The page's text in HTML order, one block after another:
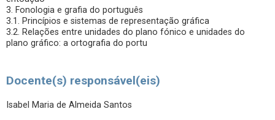
3. Fonologia e grafia do português
3.1. Princípios e sistemas de representação gráfica
3.2. Relações entre unidades do plano fónico e unidades do
plano gráfico: a ortografia do portu
Docente(s) responsável(eis)
Isabel Maria de Almeida Santos